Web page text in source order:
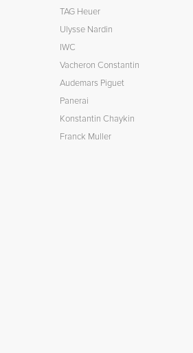
TAG Heuer
Ulysse Nardin
IWC
Vacheron Constantin
Audemars Piguet
Panerai
Konstantin Chaykin
Franck Muller